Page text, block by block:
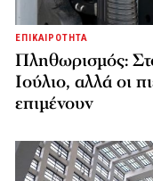
ΕΠΙΚΑΙΡΟΤΗΤΑ
Πληθωρισμός:
Ιούλιο, αλλά οι
επιμένουν